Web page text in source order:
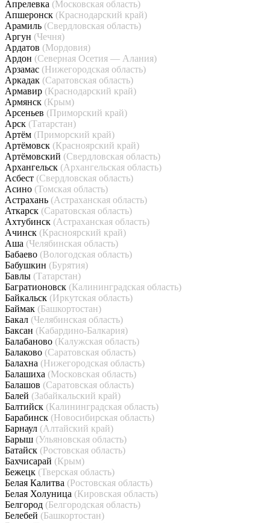
Апрелевка (Московская область)
Апшеронск (Краснодарский край)
Арамиль (Свердловская область)
Аргун (Чечня)
Ардатов (Мордовия)
Ардон (Северная Осетия — Алания)
Арзамас (Нижегородская область)
Аркадак (Саратовская область)
Армавир (Краснодарский край)
Армянск (Крым)
Арсеньев (Приморский край)
Арск (Татарстан)
Артём (Приморский край)
Артёмовск (Красноярский край)
Артёмовский (Свердловская область)
Архангельск (Архангельская область)
Асбест (Свердловская область)
Асино (Томская область)
Астрахань (Астраханская область)
Аткарск (Саратовская область)
Ахтубинск (Астраханская область)
Ачинск (Красноярский край)
Аша (Челябинская область)
Бабаево (Вологодская область)
Бабушкин (Бурятия)
Бавлы (Татарстан)
Багратионовск (Калининградская область)
Байкальск (Иркутская область)
Баймак (Башкортостан)
Бакал (Челябинская область)
Баксан (Кабардино-Балкария)
Балабаново (Калужская область)
Балаково (Саратовская область)
Балахна (Нижегородская область)
Балашиха (Московская область)
Балашов (Саратовская область)
Балей (Забайкальский край)
Балтийск (Калининградская область)
Барабинск (Новосибирская область)
Барнаул (Алтайский край)
Барыш (Ульяновская область)
Батайск (Ростовская область)
Бахчисарай (Крым)
Бежецк (Тверская область)
Белая Калитва (Ростовская область)
Белая Холуница (Кировская область)
Белгород (Белгородская область)
Белебей (Башкортостан)